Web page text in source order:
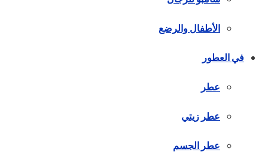
الأطفال والرضع
في العطور
عطر
عطر زيتي
عطر الجسم